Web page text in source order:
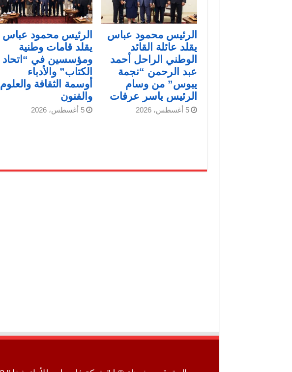
الرئيس محمود عباس
يقلد عائلة القائد
الوطني الراحل أحمد
عبد الرحمن “نجمة
يبوس” من وسام
الرئيس ياسر عرفات
5 أغسطس، 2026
الرئيس محمود عباس
يقلد قامات وطنية
ومؤسسين في “اتحاد
الكتاب” والأدباء
أوسمة الثقافة والعلوم
والفنون
5 أغسطس، 2026